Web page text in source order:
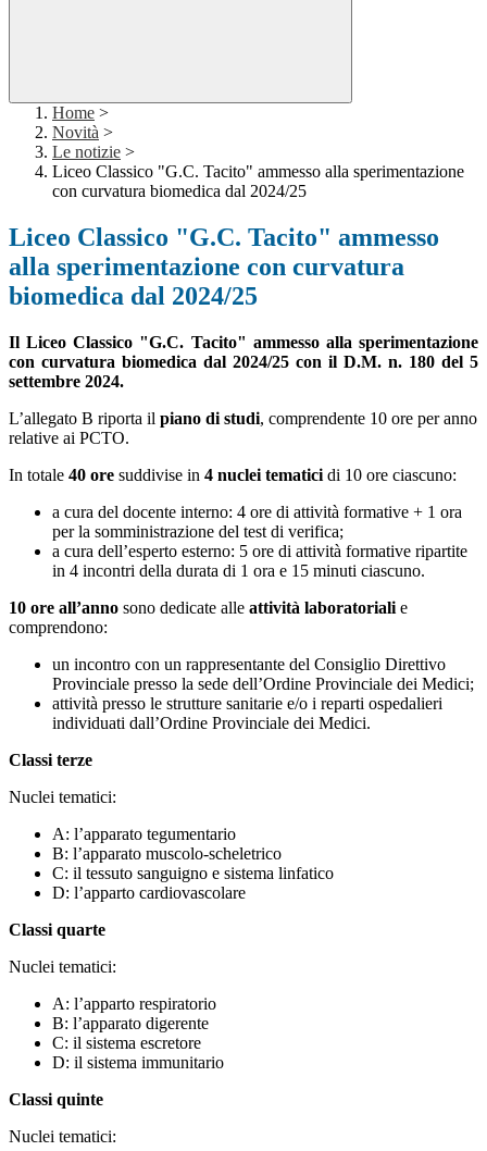
Home >
Novità >
Le notizie >
Liceo Classico "G.C. Tacito" ammesso alla sperimentazione
con curvatura biomedica dal 2024/25
Liceo Classico "G.C. Tacito" ammesso
alla sperimentazione con curvatura
biomedica dal 2024/25
Il Liceo Classico "G.C. Tacito" ammesso alla sperimentazione
con curvatura biomedica dal 2024/25 con il D.M. n. 180 del 5
settembre 2024.
L’allegato B riporta il piano di studi, comprendente 10 ore per anno
relative ai PCTO.
In totale 40 ore suddivise in 4 nuclei tematici di 10 ore ciascuno:
a cura del docente interno: 4 ore di attività formative + 1 ora
per la somministrazione del test di verifica;
a cura dell’esperto esterno: 5 ore di attività formative ripartite
in 4 incontri della durata di 1 ora e 15 minuti ciascuno.
10 ore all’anno sono dedicate alle attività laboratoriali e
comprendono:
un incontro con un rappresentante del Consiglio Direttivo
Provinciale presso la sede dell’Ordine Provinciale dei Medici;
attività presso le strutture sanitarie e/o i reparti ospedalieri
individuati dall’Ordine Provinciale dei Medici.
Classi terze
Nuclei tematici:
A: l’apparato tegumentario
B: l’apparato muscolo-scheletrico
C: il tessuto sanguigno e sistema linfatico
D: l’apparto cardiovascolare
Classi quarte
Nuclei tematici:
A: l’apparto respiratorio
B: l’apparato digerente
C: il sistema escretore
D: il sistema immunitario
Classi quinte
Nuclei tematici: